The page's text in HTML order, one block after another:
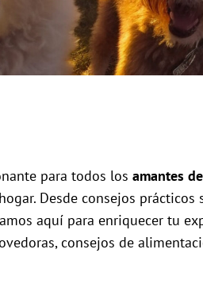
para todos los amantes
Desde consejos
aquí para enriquecer tu
consejos de